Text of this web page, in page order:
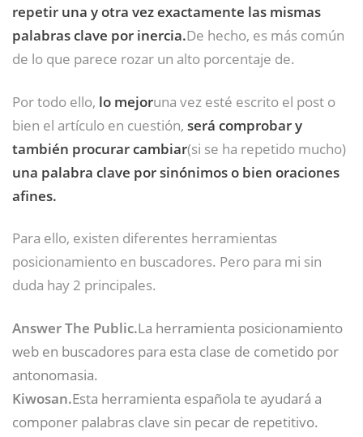
repetir una y otra vez exactamente las mismas
palabras clave por inercia.De hecho, es más común
de lo que parece rozar un alto porcentaje de.
Por todo ello, lo mejoruna vez esté escrito el post o
bien el artículo en cuestión, será comprobar y
también procurar cambiar(si se ha repetido mucho)
una palabra clave por sinónimos o bien oraciones
afines.
Para ello, existen diferentes herramientas
posicionamiento en buscadores. Pero para mi sin
duda hay 2 principales.
Answer The Public.La herramienta posicionamiento
web en buscadores para esta clase de cometido por
antonomasia.
Kiwosan.Esta herramienta española te ayudará a
componer palabras clave sin pecar de repetitivo.